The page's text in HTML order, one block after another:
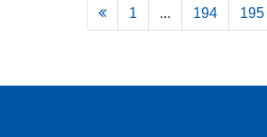
1 ... 194 195